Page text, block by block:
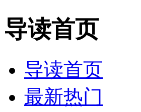
导读首页
导读首页
最新热门